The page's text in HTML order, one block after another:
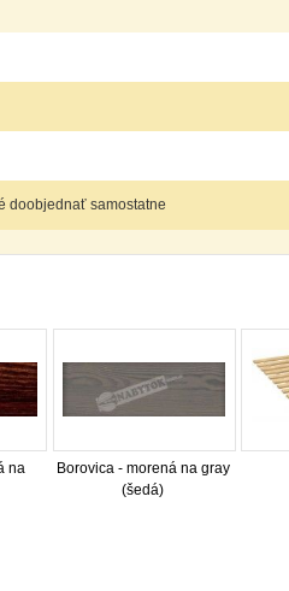
doobjednať samostatne
na
Borovica - morená na gray
(šedá)